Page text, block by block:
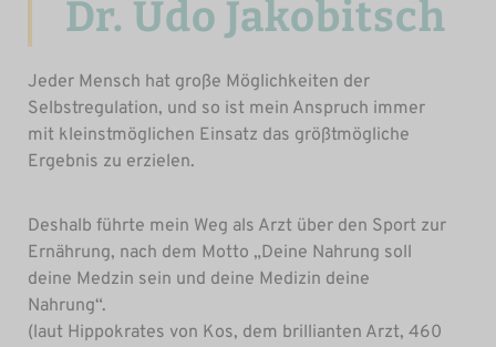
Dr. Udo Jakobitsch
Jeder Mensch hat große Möglichkeiten der
Selbstregulation, und so ist mein Anspruch immer
mit kleinstmöglichen Einsatz das größtmögliche
Ergebnis zu erzielen.
Deshalb führte mein Weg als Arzt über den Sport zur
Ernährung, nach dem Motto „Deine Nahrung soll
deine Medzin sein und deine Medizin deine
Nahrung“.
(laut Hippokrates von Kos, dem brillianten Arzt, 460